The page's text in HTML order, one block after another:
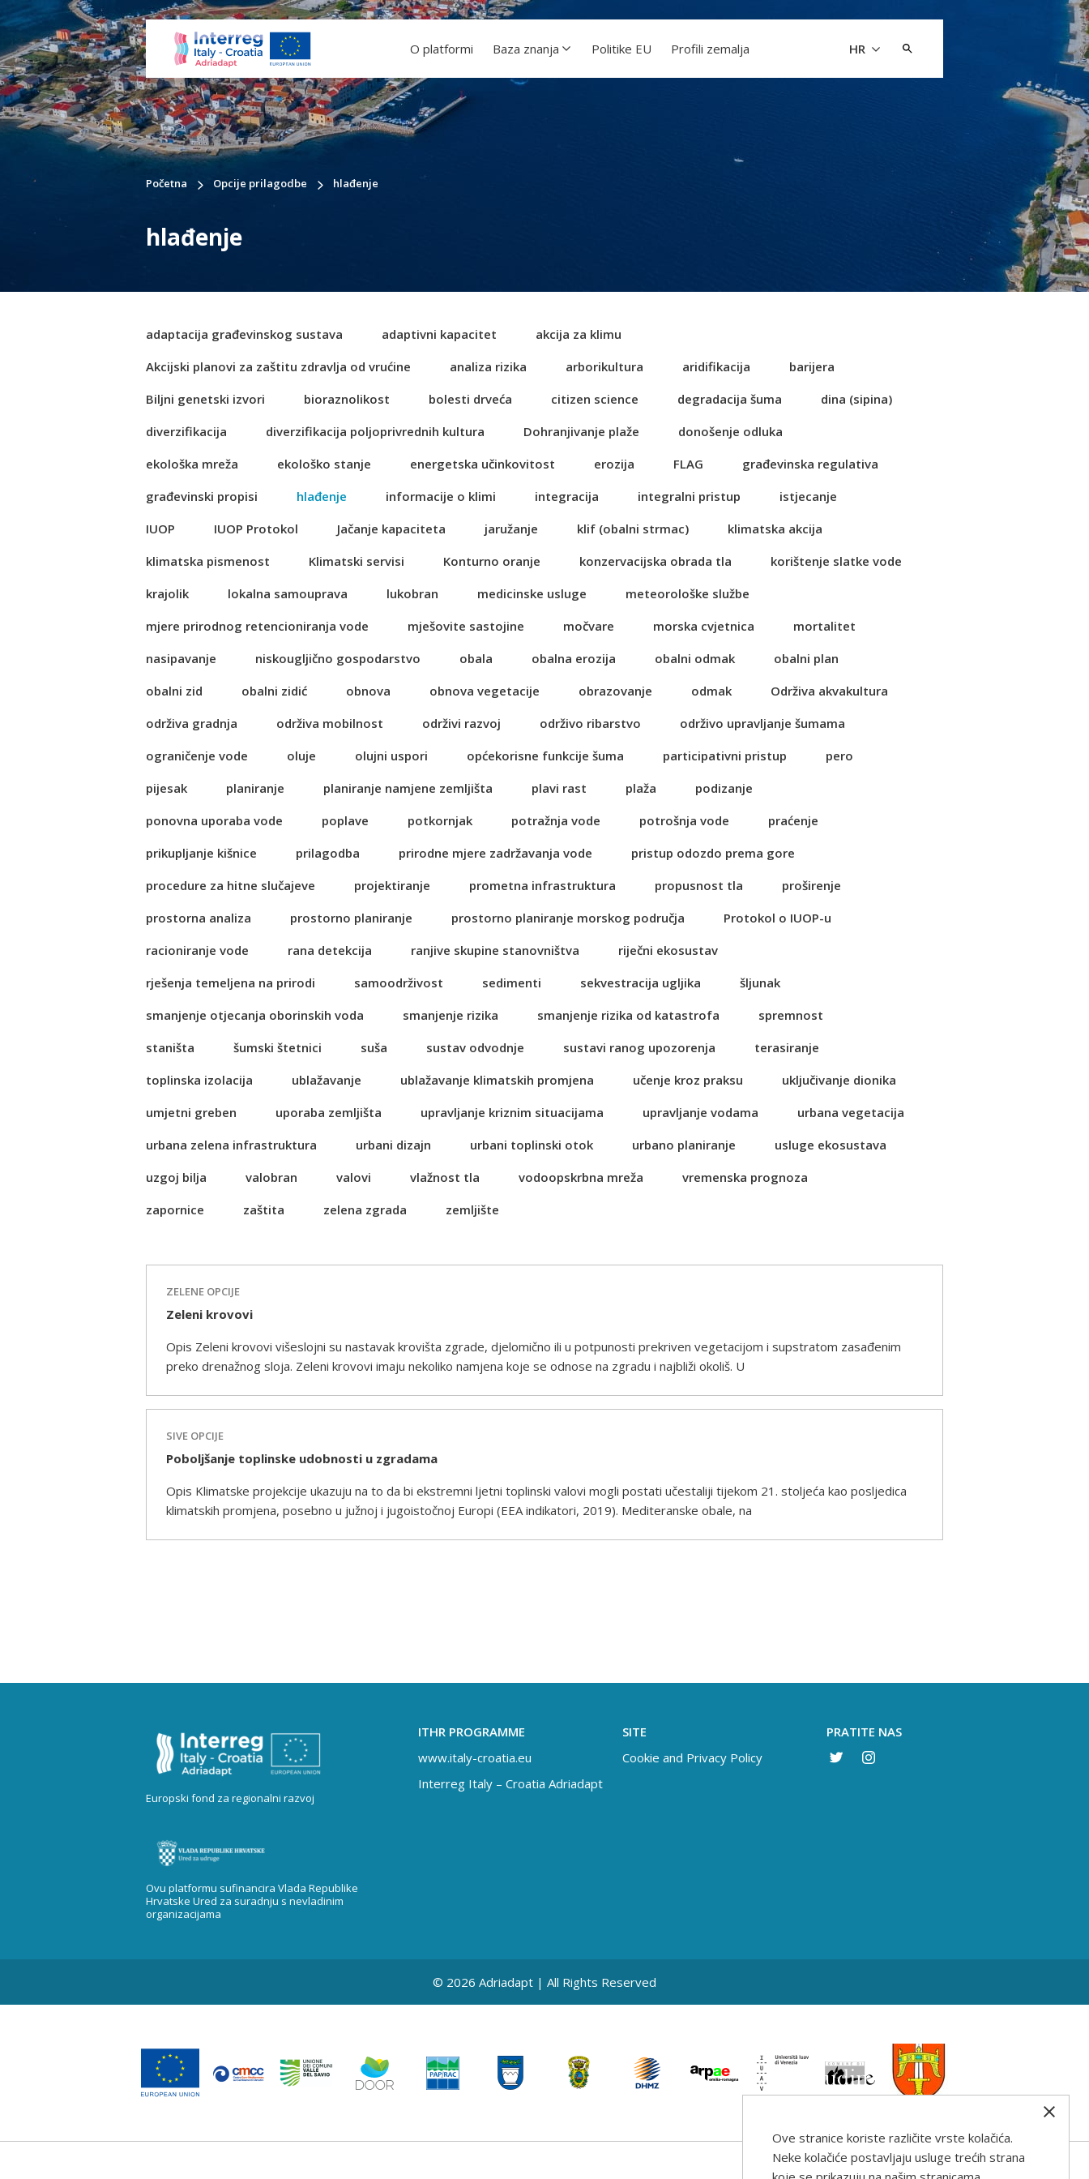
HR
O platformi Baza znanja Politike EU Profili zemalja
Početna Opcije prilagodbe hlađenje
hlađenje
adaptacija građevinskog sustava adaptivni kapacitet
akcija za klimu
Akcijski planovi za zaštitu zdravlja od vrućine
analiza rizika arborikultura aridifikacija
barijera
Biljni genetski izvori
bioraznolikost bolesti drveća citizen science degradacija šuma
dina (sipina)
diverzifikacija
diverzifikacija poljoprivrednih kultura Dohranjivanje plaže
donošenje odluka
ekološka mreža
ekološko stanje energetska učinkovitost erozija FLAG
građevinska regulativa
građevinski propisi
hlađenje informacije o klimi integracija integralni pristup
istjecanje
IUOP
IUOP Protokol Jačanje kapaciteta jaružanje klif (obalni strmac)
klimatska akcija
klimatska pismenost
Klimatski servisi Konturno oranje konzervacijska obrada tla
korištenje slatke vode
krajolik
lokalna samouprava lukobran medicinske usluge
meteorološke službe
mjere prirodnog retencioniranja vode
mješovite sastojine močvare morska cvjetnica
mortalitet
nasipavanje
niskougljično gospodarstvo obala obalna erozija obalni odmak
obalni plan
obalni zid
obalni zidić obnova obnova vegetacije obrazovanje odmak
Održiva akvakultura
održiva gradnja
održiva mobilnost održivi razvoj održivo ribarstvo
održivo upravljanje šumama
ograničenje vode
oluje olujni uspori općekorisne funkcije šuma participativni pristup
pero
pijesak
planiranje planiranje namjene zemljišta plavi rast plaža
podizanje
ponovna uporaba vode
poplave potkornjak potražnja vode potrošnja vode
praćenje
prikupljanje kišnice
prilagodba prirodne mjere zadržavanja vode
pristup odozdo prema gore
procedure za hitne slučajeve
projektiranje prometna infrastruktura propusnost tla
proširenje
prostorna analiza
prostorno planiranje prostorno planiranje morskog područja
Protokol o IUOP-u
racioniranje vode
rana detekcija ranjive skupine stanovništva
riječni ekosustav
rješenja temeljena na prirodi
samoodrživost sedimenti sekvestracija ugljika
šljunak
smanjenje otjecanja oborinskih voda
smanjenje rizika smanjenje rizika od katastrofa
spremnost
staništa
šumski štetnici suša sustav odvodnje sustavi ranog upozorenja
terasiranje
toplinska izolacija
ublažavanje ublažavanje klimatskih promjena učenje kroz praksu
uključivanje dionika
umjetni greben
uporaba zemljišta upravljanje kriznim situacijama upravljanje vodama
urbana vegetacija
urbana zelena infrastruktura
urbani dizajn urbani toplinski otok urbano planiranje
usluge ekosustava
uzgoj bilja
valobran valovi vlažnost tla vodoopskrbna mreža
vremenska prognoza
zapornice
zaštita zelena zgrada zemljište
ZELENE OPCIJE
Zeleni krovovi
Opis Zeleni krovovi višeslojni su nastavak krovišta zgrade, djelomično ili u potpunosti prekriven vegetacijom i supstratom zasađenim
preko drenažnog sloja. Zeleni krovovi imaju nekoliko namjena koje se odnose na zgradu i najbliži okoliš. U
SIVE OPCIJE
Poboljšanje toplinske udobnosti u zgradama
Opis Klimatske projekcije ukazuju na to da bi ekstremni ljetni toplinski valovi mogli postati učestaliji tijekom 21. stoljeća kao posljedica
klimatskih promjena, posebno u južnoj i jugoistočnoj Europi (EEA indikatori, 2019). Mediteranske obale, na
Europski fond za regionalni razvoj
Ovu platformu sufinancira Vlada Republike
Hrvatske Ured za suradnju s nevladinim
organizacijama
ITHR PROGRAMME
www.italy-croatia.eu
Interreg Italy – Croatia Adriadapt
SITE
Cookie and Privacy Policy
PRATITE NAS
© 2026 Adriadapt | All Rights Reserved
Ove stranice koriste različite vrste kolačića.
Neke kolačiće postavljaju usluge trećih strana